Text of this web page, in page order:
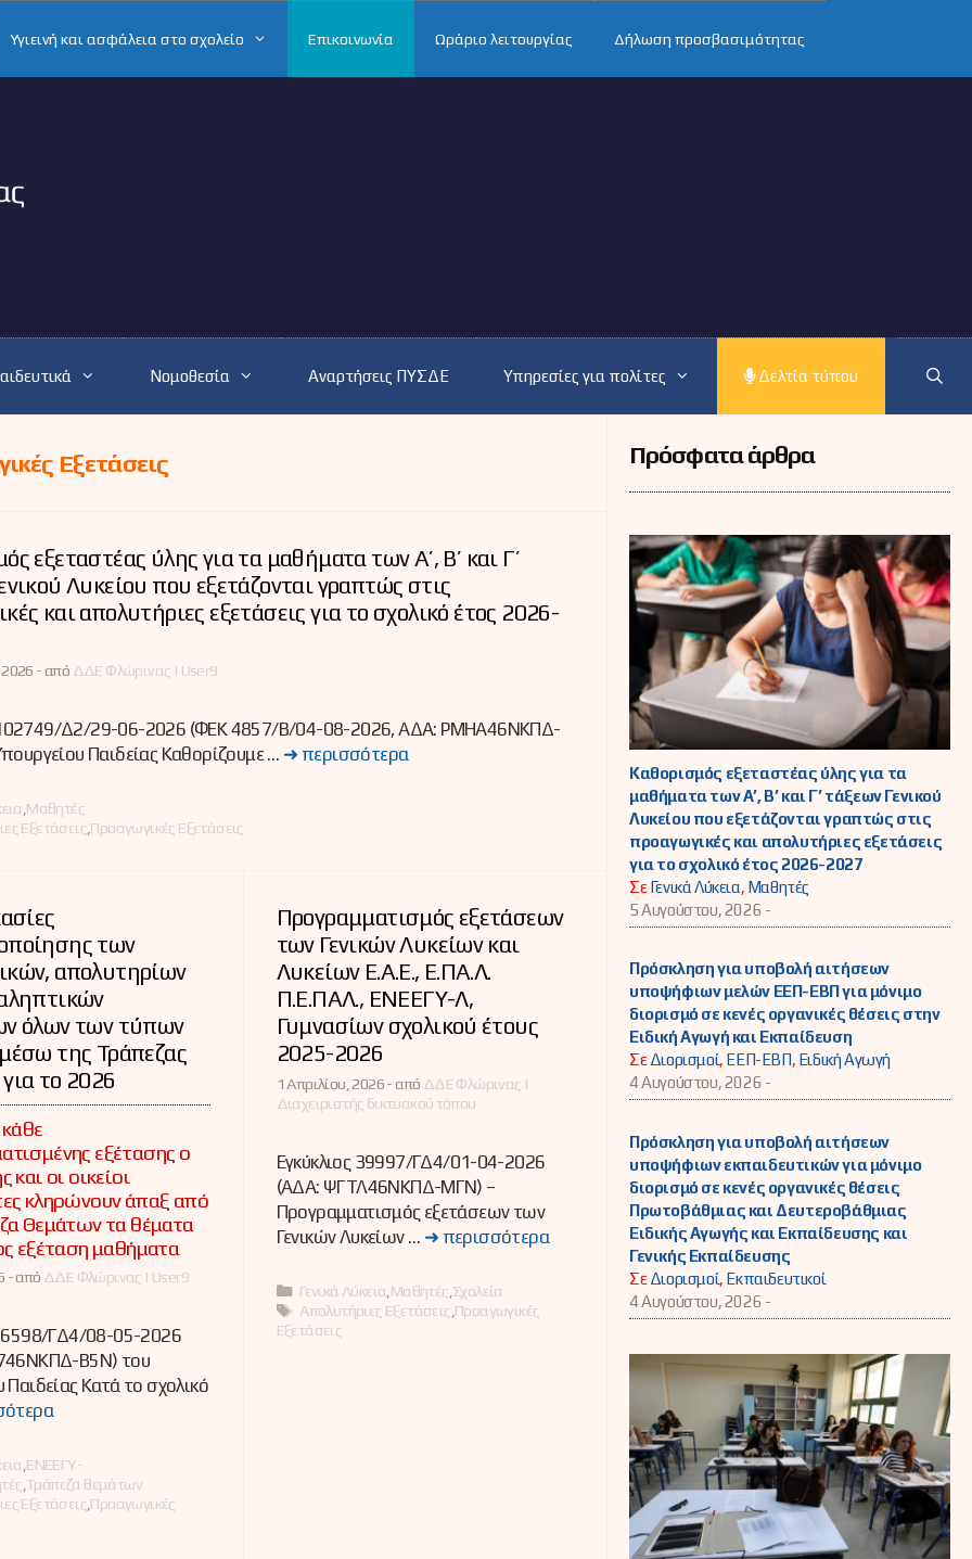
Υγιεινή και ασφάλεια στο σχολείο Επικοινωνία Ωράριο λειτουργίας Δήλωση προσβασιμότητας
Νομοθεσία Αναρτήσεις ΠΥΣΔΕ Υπηρεσίες για πολίτες Δελτία τύπου
Εξετάσεις
εξεταστέας ύλης για τα μαθήματα των Α’, Β’ και Γ’
Λυκείου που εξετάζονται γραπτώς στις
και απολυτήριες εξετάσεις για το σχολικό έτος 2026-
-από ΔΔΕ Φλώρινας | User9
Δ2/29-06-2026 (ΦΕΚ 4857/Β/04-08-2026, ΑΔΑ: ΡΜΗΑ46ΝΚΠΔ-
Παιδείας Καθορίζουμε … ➜ περισσότερα
Μαθητές
Εξετάσεις Προαγωγικές Εξετάσεις
των
απολυτηρίων
όλων των τύπων
της Τράπεζας
το 2026
εξέτασης ο
και οι οικείοι
κληρώνουν άπαξ από
Θεμάτων τα θέματα
εξέταση μαθήματα
-από ΔΔΕ Φλώρινας | User9
ΓΔ4/08-05-2026
Β5Ν) του
Παιδείας Κατά το σχολικό
ΕΝΕΕΓΥ-
Τράπεζα θεμάτων
Εξετάσεις Προαγωγικές
Προγραμματισμός εξετάσεων
των Γενικών Λυκείων και
Λυκείων Ε.Α.Ε., Ε.ΠΑ.Λ.
Π.Ε.ΠΑΛ., ΕΝΕΕΓΥ-Λ,
Γυμνασίων σχολικού έτους
2025-2026
1 Απριλίου, 2026 -από ΔΔΕ Φλώρινας |
Διαχειριστής δικτυακού τόπου
Εγκύκλιος 39997/ΓΔ4/01-04-2026
(ΑΔΑ: ΨΓΤΛ46ΝΚΠΔ-ΜΓΝ) –
Προγραμματισμός εξετάσεων των
Γενικών Λυκείων … ➜ περισσότερα
Κατηγορίες
Γενικά Λύκεια Μαθητές Σχολεία
Ετικέτες
Απολυτήριες Εξετάσεις Προαγωγικές
Εξετάσεις
Πρόσφατα άρθρα
Καθορισμός εξεταστέας ύλης για τα
μαθήματα των Α’, Β’ και Γ’ τάξεων Γενικού
Λυκείου που εξετάζονται γραπτώς στις
προαγωγικές και απολυτήριες εξετάσεις
για το σχολικό έτος 2026-2027
ΣεΓενικά Λύκεια, Μαθητές
5 Αυγούστου, 2026 -
Πρόσκληση για υποβολή αιτήσεων
υποψήφιων μελών ΕΕΠ-ΕΒΠ για μόνιμο
διορισμό σε κενές οργανικές θέσεις στην
Ειδική Αγωγή και Εκπαίδευση
ΣεΔιορισμοί, ΕΕΠ-ΕΒΠ, Ειδική Αγωγή
4 Αυγούστου, 2026 -
Πρόσκληση για υποβολή αιτήσεων
υποψήφιων εκπαιδευτικών για μόνιμο
διορισμό σε κενές οργανικές θέσεις
Πρωτοβάθμιας και Δευτεροβάθμιας
Ειδικής Αγωγής και Εκπαίδευσης και
Γενικής Εκπαίδευσης
ΣεΔιορισμοί, Εκπαιδευτικοί
4 Αυγούστου, 2026 -